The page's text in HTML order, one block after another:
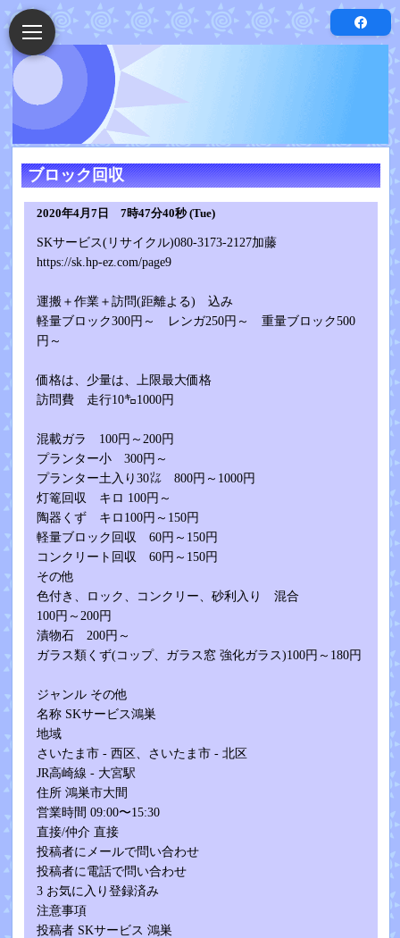
ブロック回収
2020年4月7日 7時47分40秒 (Tue)
SKサービス(リサイクル)080-3173-2127加藤
https://sk.hp-ez.com/page9
運搬＋作業＋訪問(距離よる) 込み
軽量ブロック300円～ レンガ250円～ 重量ブロック500
円～
価格は、少量は、上限最大価格
訪問費 走行10㌔1000円
混載ガラ 100円～200円
プランター小 300円～
プランター土入り30㍑ 800円～1000円
灯篭回収 キロ 100円～
陶器くず キロ100円～150円
軽量ブロック回収 60円～150円
コンクリート回収 60円～150円
その他
色付き、ロック、コンクリー、砂利入り 混合
100円～200円
漬物石 200円～
ガラス類くず(コップ、ガラス窓 強化ガラス)100円～180円
ジャンル その他
名称 SKサービス鴻巣
地域
さいたま市 - 西区、さいたま市 - 北区
JR高崎線 - 大宮駅
住所 鴻巣市大間
営業時間 09:00〜15:30
直接/仲介 直接
投稿者にメールで問い合わせ
投稿者に電話で問い合わせ
3 お気に入り登録済み
注意事項
投稿者 SKサービス 鴻巣